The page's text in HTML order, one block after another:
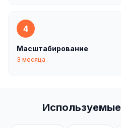
4
Масштабирование
3 месяца
Используемые